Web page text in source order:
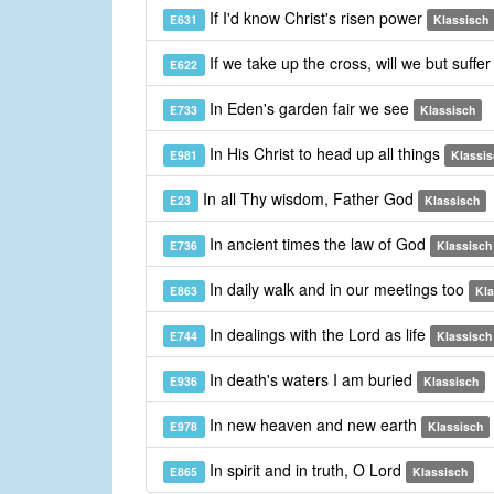
E631 If I'd know Christ's risen power Klassisch
E622 If we take up the cross, will we but suffer
E733 In Eden's garden fair we see Klassisch
E981 In His Christ to head up all things
E23 In all Thy wisdom, Father God Klassisch
E736 In ancient times the law of God Klassisch
E863 In daily walk and in our meetings too
E744 In dealings with the Lord as life Klassisch
E936 In death's waters I am buried Klassisch
E978 In new heaven and new earth Klassisch
E865 In spirit and in truth, O Lord Klassisch